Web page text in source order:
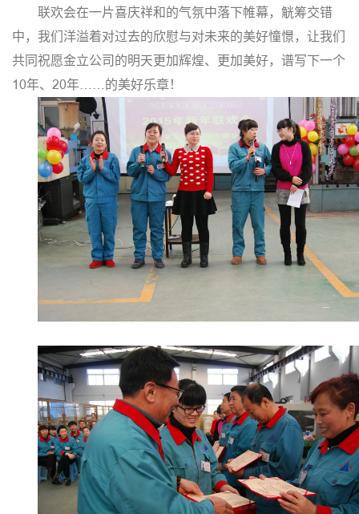
联欢会在一片喜庆祥和的气氛中落下帷幕，觥筹交错
中，我们洋溢着对过去的欣慰与对未来的美好憧憬，让我们
共同祝愿金立公司的明天更加辉煌、更加美好，谱写下一个
10年、20年……的美好乐章！